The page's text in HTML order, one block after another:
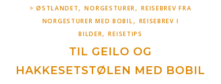
> ØSTLANDET,NORGESTURER,REISEBREV FRA
NORGESTURER MED BOBIL, REISEBREV I
BILDER,REISETIPS
TIL GEILO OG
HAKKESETSTØLEN MED BOBIL